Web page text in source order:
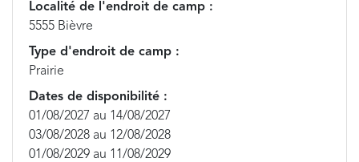
Localité de l'endroit de camp :
5555 Bièvre
Type d'endroit de camp :
Prairie
Dates de disponibilité :
01/08/2027 au 14/08/2027
03/08/2028 au 12/08/2028
01/08/2029 au 11/08/2029